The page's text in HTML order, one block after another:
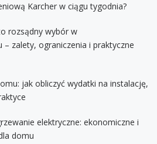
Karcher w ciągu tygodnia?
rozsądny wybór w
zalety, ograniczenia i praktyczne
jak obliczyć wydatki na instalację,
elektryczne: ekonomiczne i
domu